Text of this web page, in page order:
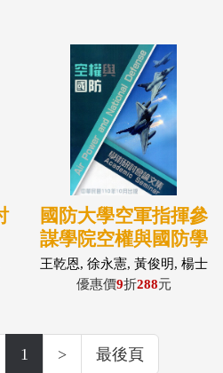
國防大學空軍指揮參
謀學院空權與國防學
術研討會論文集
王乾恩, 徐永憲, 黃俊明, 楊士
賢, 廖宜恒, 潘宜輝, 藍碧玲,
羅德駿
優惠價9折288元
1 > 最後頁